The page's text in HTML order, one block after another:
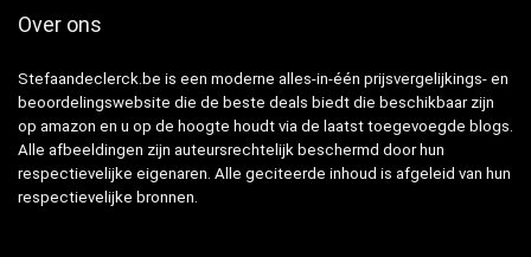
Over ons
Stefaandeclerck.be is een moderne alles-in-één prijsvergelijkings- en
beoordelingswebsite die de beste deals biedt die beschikbaar zijn
op amazon en u op de hoogte houdt via de laatst toegevoegde blogs.
Alle afbeeldingen zijn auteursrechtelijk beschermd door hun
respectievelijke eigenaren. Alle geciteerde inhoud is afgeleid van hun
respectievelijke bronnen.